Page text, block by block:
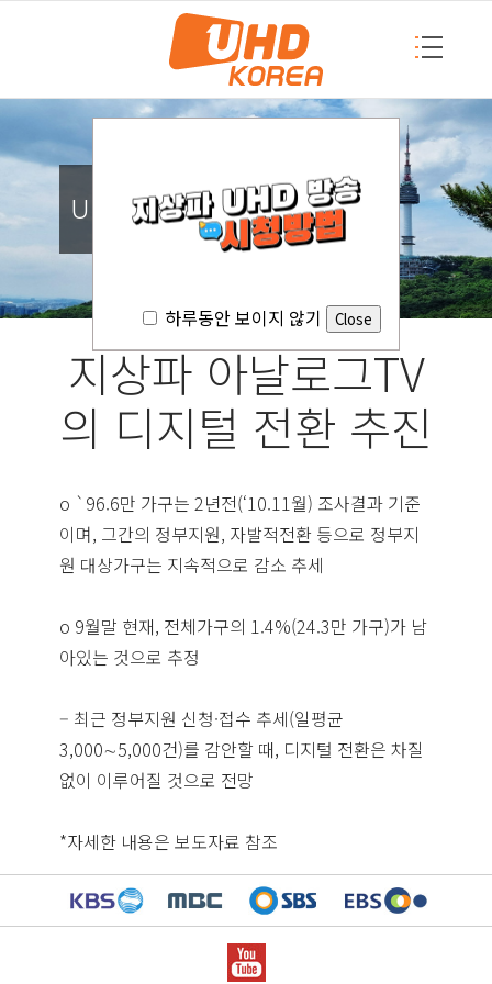
하루동안 보이지 않기
UHD KOREA
지상파 아날로그TV
의 디지털 전환 추진
o `96.6만 가구는 2년전(‘10.11월) 조사결과 기준
이며, 그간의 정부지원, 자발적전환 등으로 정부지
원 대상가구는 지속적으로 감소 추세
o 9월말 현재, 전체가구의 1.4%(24.3만 가구)가 남
아있는 것으로 추정
– 최근 정부지원 신청·접수 추세(일평균
3,000∼5,000건)를 감안할 때, 디지털 전환은 차질
없이 이루어질 것으로 전망
*자세한 내용은 보도자료 참조